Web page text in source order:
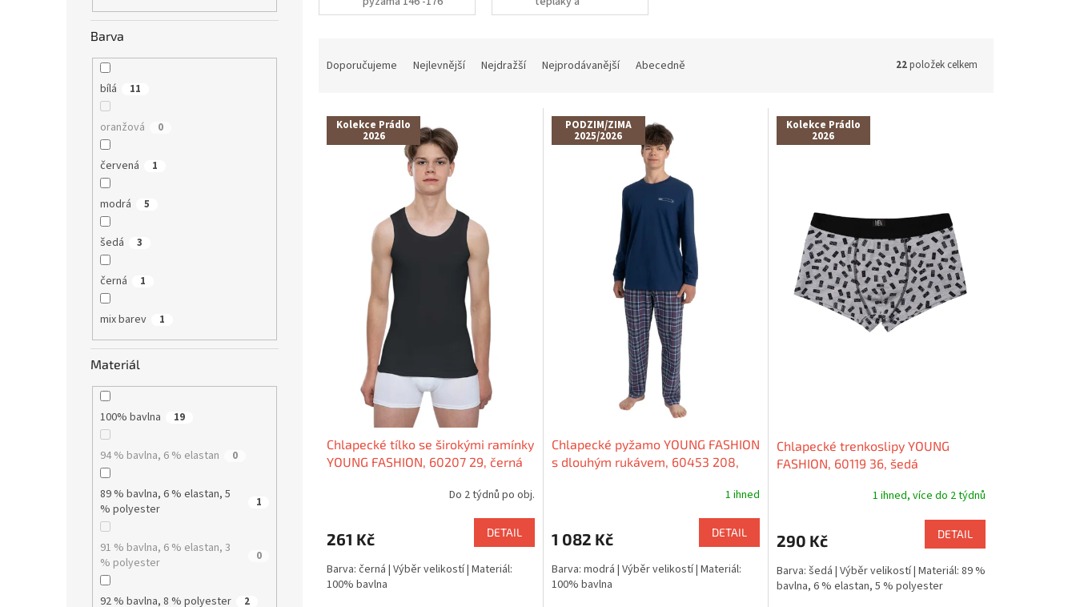
Barva
bílá 11
oranžová 0
červená 1
modrá 5
šedá 3
černá 1
mix barev 1
Materiál
100% bavlna 19
94 % bavlna, 6 % elastan 0
89 % bavlna, 6 % elastan, 5
% polyester
1
91 % bavlna, 6 % elastan, 3
% polyester
0
92 % bavlna, 8 % polyester 2
kalhoty 146 -
n
Doporučujeme Nejlevnější Nejdražší Nejprodávanější Abecedně 22položek celkem
V
p
Kolekce Prádlo
2026
Chlapecké tílko se širokými ramínky
YOUNG FASHION, 60207 29, černá
Do 2 týdnů po obj.
261 Kč DETAIL
Barva: černá | Výběr velikostí | Materiál:
100% bavlna
PODZIM/ZIMA
2025/2026
Chlapecké pyžamo YOUNG FASHION
s dlouhým rukávem, 60453 208,
1 ihned
1 082 Kč DETAIL
Barva: modrá | Výběr velikostí | Materiál:
100% bavlna
Kolekce Prádlo
2026
Chlapecké trenkoslipy YOUNG
FASHION, 60119 36, šedá
1 ihned, více do 2 týdnů
290 Kč DETAIL
Barva: šedá | Výběr velikostí | Materiál: 89 %
bavlna, 6 % elastan, 5 % polyester